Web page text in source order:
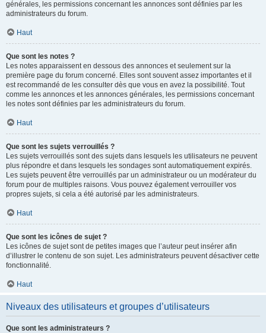
générales, les permissions concernant les annonces sont définies par les
administrateurs du forum.
Haut
Que sont les notes ?
Les notes apparaissent en dessous des annonces et seulement sur la
première page du forum concerné. Elles sont souvent assez importantes et il
est recommandé de les consulter dès que vous en avez la possibilité. Tout
comme les annonces et les annonces générales, les permissions concernant
les notes sont définies par les administrateurs du forum.
Haut
Que sont les sujets verrouillés ?
Les sujets verrouillés sont des sujets dans lesquels les utilisateurs ne peuvent
plus répondre et dans lesquels les sondages sont automatiquement expirés.
Les sujets peuvent être verrouillés par un administrateur ou un modérateur du
forum pour de multiples raisons. Vous pouvez également verrouiller vos
propres sujets, si cela a été autorisé par les administrateurs.
Haut
Que sont les icônes de sujet ?
Les icônes de sujet sont de petites images que l’auteur peut insérer afin
d’illustrer le contenu de son sujet. Les administrateurs peuvent désactiver cette
fonctionnalité.
Haut
Niveaux des utilisateurs et groupes d’utilisateurs
Que sont les administrateurs ?